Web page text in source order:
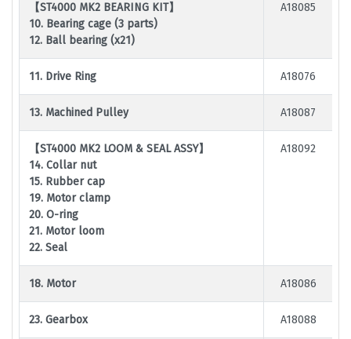
【ST4000 MK2 BEARING KIT】
10. Bearing cage (3 parts)
12. Ball bearing (x21)
A18085
11. Drive Ring A18076
13. Machined Pulley A18087
【ST4000 MK2 LOOM & SEAL ASSY】
14. Collar nut
15. Rubber cap
19. Motor clamp
20. O-ring
21. Motor loom
22. Seal
A18092
18. Motor A18086
23. Gearbox A18088